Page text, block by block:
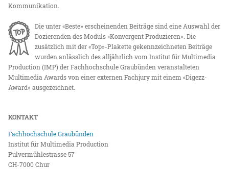
Kommunikation.
Die unter «Beste» erscheinenden Beiträge sind eine Auswahl der
Dozierenden des Moduls «Konvergent Produzieren». Die
zusätzlich mit der «Top»-Plakette gekennzeichneten Beiträge
wurden anlässlich des alljährlich vom Institut für Multimedia
Production (IMP) der Fachhochschule Graubünden veranstalteten
Multimedia Awards von einer externen Fachjury mit einem «Digezz-
Award» ausgezeichnet.
KONTAKT
Fachhochschule Graubünden
Institut für Multimedia Production
Pulvermühlestrasse 57
CH-7000 Chur